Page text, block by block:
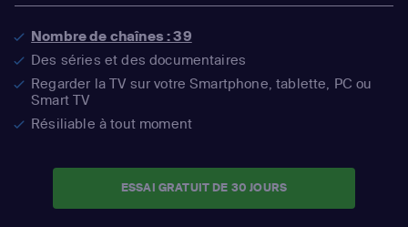
Nombre de chaînes : 39
Des séries et des documentaires
Regarder la TV sur votre Smartphone, tablette, PC ou
Smart TV
Résiliable à tout moment
ESSAI GRATUIT DE 30 JOURS